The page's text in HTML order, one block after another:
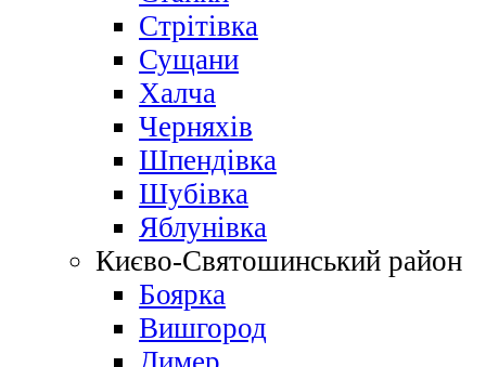
Стрітівка
Сущани
Халча
Черняхів
Шпендівка
Шубівка
Яблунівка
Києво-Святошинський район
Боярка
Вишгород